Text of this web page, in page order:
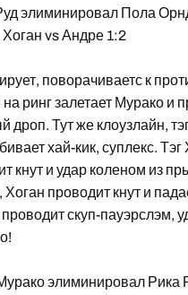
элиминировал Пола
vs Андре 1:2
поворачиваетс к
ринг залетает Мурако и
дроп. Тут же клоузлайн,
хай-кик, суплекс. Тэг
кнут и удар коленом из
Хоган проводит кнут и
скуп-пауэрслэм,
элиминировал Рика